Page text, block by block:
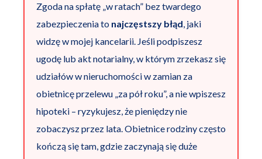
Zgoda na spłatę „w ratach” bez twardego
zabezpieczenia to najczęstszy błąd, jaki
widzę w mojej kancelarii. Jeśli podpiszesz
ugodę lub akt notarialny, w którym zrzekasz się
udziałów w nieruchomości w zamian za
obietnicę przelewu „za pół roku”, a nie wpiszesz
hipoteki – ryzykujesz, że pieniędzy nie
zobaczysz przez lata. Obietnice rodziny często
kończą się tam, gdzie zaczynają się duże